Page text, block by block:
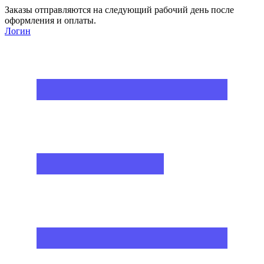
Заказы отправляются на следующий рабочий день после
оформления и оплаты.
Логин